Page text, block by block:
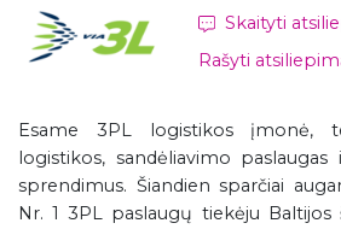
Skaityti
Rašyti
Esame 3PL logistikos įmonė,
logistikos, sandėliavimo
sprendimus. Šiandien sparčiai
Nr. 1 3PL paslaugų tiekėju Baltijos